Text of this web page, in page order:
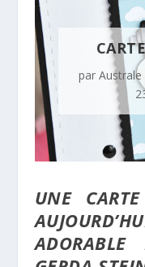
par Australe
UNE CARTE